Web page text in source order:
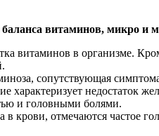
витаминов, микро и
витаминов в организме.
сопутствующая
характеризует недостаток
и головными болями.
в крови, отмечаются частое